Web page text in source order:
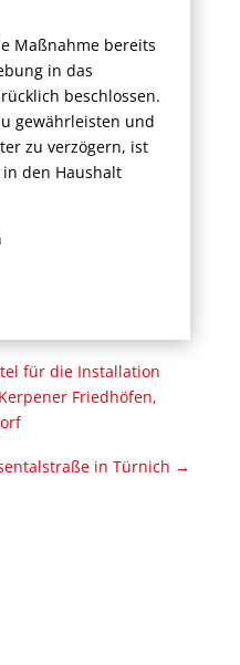
Maßnahme bereits
in das
beschlossen.
gewährleisten und
zu verzögern, ist
den Haushalt
für die Installation
Friedhöfen,
in Türnich →